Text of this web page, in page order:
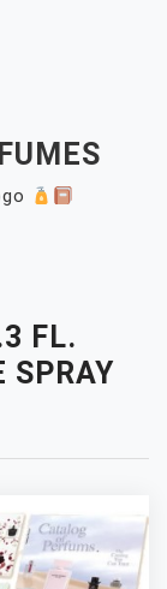
FL.
SPRAY